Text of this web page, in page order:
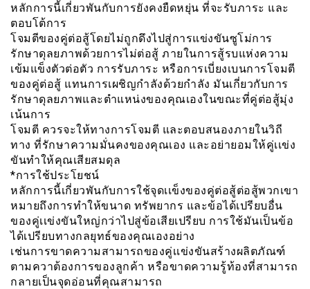
หลักการนี้เกี่ยวพันกับการยังคงยืดหยุ่น ที่จะรับภาระ และ
ตอบโต้การ
โจมตีของคู่ต่อสู้โดยไม่ถูกดึงไปสู่การแข่งขันซูโม่การ
รักษาดุลยภาพด้วยการไม่ต่อสู้ ภายในการสู้รบแห่งความ
เข้มแข็งตัวต่อตัว การรับภาระ หรือการเบี่ยงเบนการโจมตี
ของคู่ต่อสู้ แทนการเผชิญกำลังด้วยกำลัง มันเกี่ยวกับการ
รักษาดุลยภาพและตำแหน่งของคุณเองในขณะที่คู่ต่อสู้มุ่ง
เน้นการ
โจมตี ควรจะให้ทางการโจมตี และตอบสนองภายในวิถี
ทาง ที่รักษาความมั่นคงของคุณเอง และอย่ายอมให้คู่เเข่ง
ขันทำให้คุณเสียสมดุล
*การใช้ประโยชน์
หลักการนี้เกี่ยวพันกับการใช้จุดเเข็งของคู่ต่อสู้ต่อสู้พวกเขา
หมายถึงการทำให้ขนาด ทรัพยากร และข้อได้เปรียบอื่น
ของคู่เเข่งขันใหญ่กว่าไปสู่ข้อเสียเปรียบ การใช้มันเป็นข้อ
ได้เปรียบทางกลยุทธ์ของคุณเองอย่าง
เช่นการขาดความสามารถของคู่เเข่งขันสร้างผลิตภัณฑ์
ตามควาต้องการของลูกค้า หรือขาดความรู้ท้องที่สามารถ
กลายเป็นจุดอ่อนที่คุณสามารถ